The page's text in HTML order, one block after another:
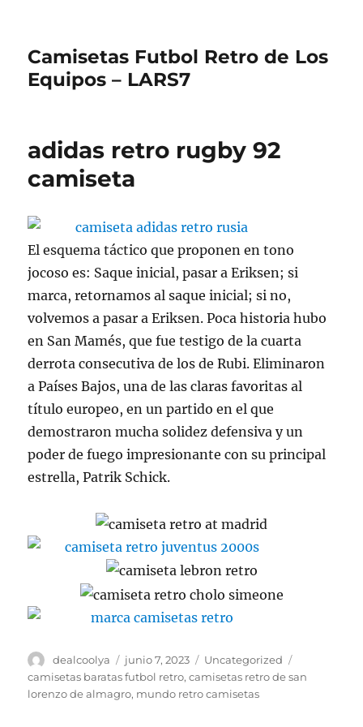
Camisetas Futbol Retro de Los
Equipos – LARS7
adidas retro rugby 92
camiseta
El esquema táctico que proponen en tono
jocoso es: Saque inicial, pasar a Eriksen; si
marca, retornamos al saque inicial; si no,
volvemos a pasar a Eriksen. Poca historia hubo
en San Mamés, que fue testigo de la cuarta
derrota consecutiva de los de Rubi. Eliminaron
a Países Bajos, una de las claras favoritas al
título europeo, en un partido en el que
demostraron mucha solidez defensiva y un
poder de fuego impresionante con su principal
estrella, Patrik Schick.
Autor
dealcoolya
Publicado
el
junio 7, 2023 Categorías
Uncategorized
camisetas baratas futbol retro,camisetas retro de san
lorenzo de almagro, mundo retro camisetas